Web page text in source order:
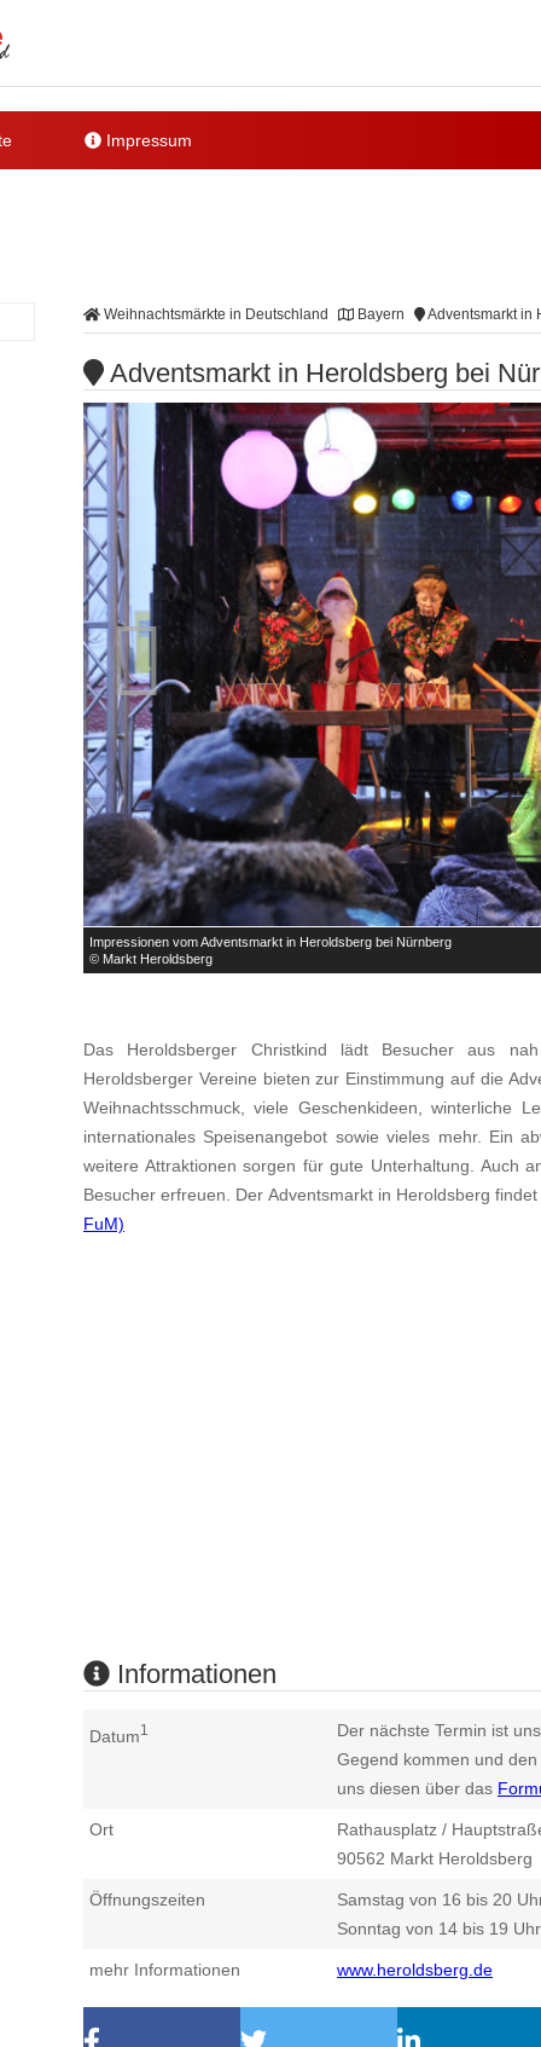
Impressum
Weihnachtsmärkte in Deutschland Bayern Adventsmarkt in
Adventsmarkt in Heroldsberg bei
Impressionen vom Adventsmarkt in Heroldsberg bei Nürnberg
© Markt Heroldsberg

Das Heroldsberger Christkind lädt Besucher aus
Heroldsberger Vereine bieten zur Einstimmung auf die
Weihnachtsschmuck, viele Geschenkideen, winterliche
internationales Speisenangebot sowie vieles mehr. Ein
weitere Attraktionen sorgen für gute Unterhaltung. Auch
Besucher erfreuen. Der Adventsmarkt in Heroldsberg
FuM)
Informationen
Datum1
Der nächste Termin ist
Gegend kommen und
uns diesen über das
Ort
Rathausplatz /
90562 Markt Heroldsberg
Öffnungszeiten
Samstag von 16 bis 20
Sonntag von 14 bis 19 Uhr
mehr Informationen www.heroldsberg.de